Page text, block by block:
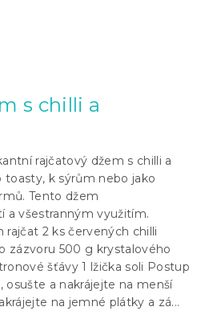
s chilli a
rajčatový džem s chilli a
k sýrům nebo jako
Tento džem
a všestranným využitím.
rajčat 2 ks červených chilli
zázvoru 500 g krystalového
šťávy 1 lžička soli Postup
osušte a nakrájejte na menší
na jemné plátky a zá...